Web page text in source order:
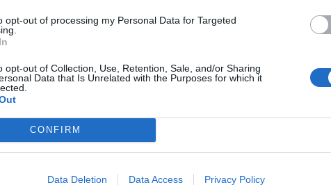
opt-out of processing my Personal Data for Targeted
opt-out of Collection, Use, Retention, Sale, and/or Sharing
Data that Is Unrelated with the Purposes for which it
CONFIRM
Data Deletion Data Access Privacy Policy
legnagyobb, magántulajdonban lévő ingatlan-
és Irodák mellett olyan, a főváros
felel többek között, mint a Művészetek
kelet-közép-európai régió fontosabb
lép
A
A